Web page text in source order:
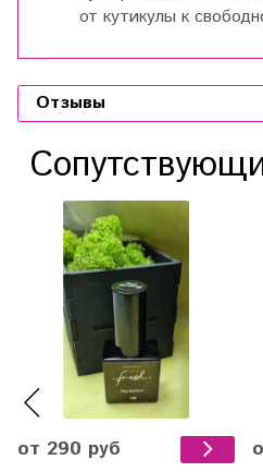
от кутикулы к
Отзывы
от 290 руб